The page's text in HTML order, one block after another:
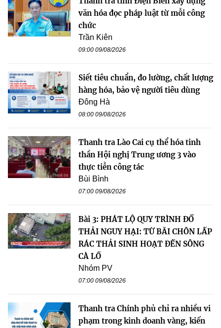
văn hóa đọc pháp luật từ mỗi công
chức
Trần Kiên
09:00 09/08/2026
Siết tiêu chuẩn, đo lường, chất lượng
hàng hóa, bảo vệ người tiêu dùng
Đông Hà
08:00 09/08/2026
Thanh tra Lào Cai cụ thể hóa tinh
thần Hội nghị Trung ương 3 vào
thực tiễn công tác
Bùi Bình
07:00 09/08/2026
Bài 3: PHÁT LỘ QUY TRÌNH ĐỔ
THẢI NGUY HẠI: TỪ BÃI CHÔN LẤP
RÁC THẢI SINH HOẠT ĐẾN SÔNG
CÀ LỒ
Nhóm PV
07:00 09/08/2026
Thanh tra Chính phủ chỉ ra nhiều vi
phạm trong kinh doanh vàng, kiến